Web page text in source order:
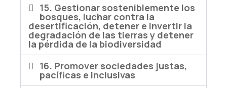
15. Gestionar sosteniblemente los
bosques, luchar contra la
desertificación, detener e invertir la
degradación de las tierras y detener
la pérdida de la biodiversidad
16. Promover sociedades justas,
pacíficas e inclusivas